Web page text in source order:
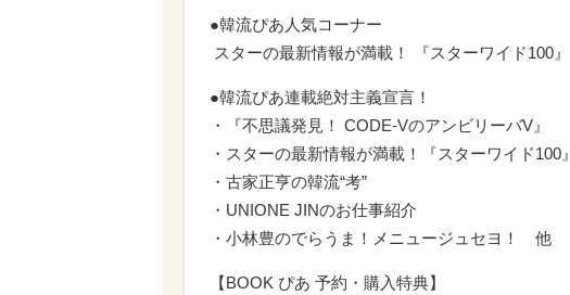
●韓流ぴあ人気コーナー
スターの最新情報が満載！ 『スターワイド100』
●韓流ぴあ連載絶対主義宣言！
・『不思議発見！ CODE-VのアンビリーバV』
・スターの最新情報が満載！『スターワイド100』
・古家正亨の韓流“考”
・UNIONE JINのお仕事紹介
・小林豊のでらうま！メニュージュセヨ！ 他
【BOOK ぴあ 予約・購入特典】